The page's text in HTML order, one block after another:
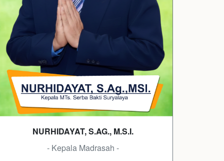
NURHIDAYAT, S.AG., M.S.I.
- Kepala Madrasah -